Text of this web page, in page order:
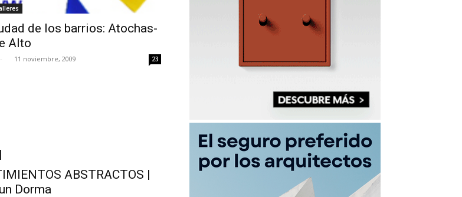
de los barrios: Atochas-
Alto
- 11 noviembre, 2009 23
ABSTRACTOS |
Dorma